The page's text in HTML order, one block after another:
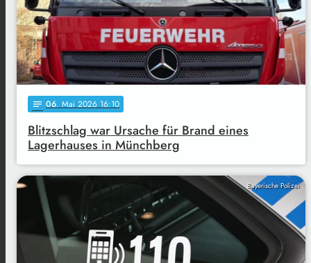
notes 06. Mai 2026 16:10
Blitzschlag war Ursache für Brand eines
Lagerhauses in Münchberg
Bayerische Polizei